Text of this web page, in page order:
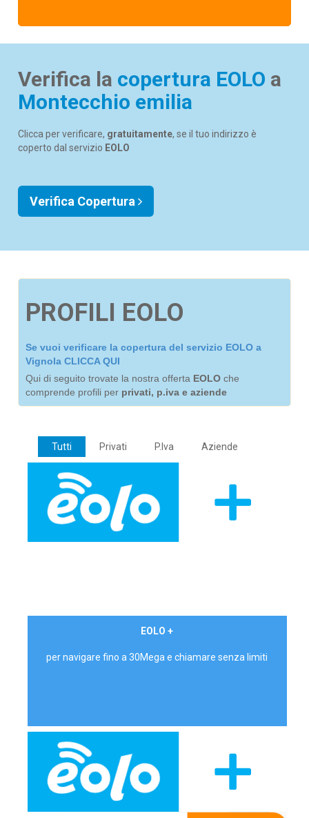
Verifica la copertura EOLO a
Montecchio emilia
Clicca per verificare, gratuitamente, se il tuo indirizzo è
coperto dal servizio EOLO
Verifica Copertura
PROFILI EOLO
Se vuoi verificare la copertura del servizio EOLO a
Vignola CLICCA QUI
Qui di seguito trovate la nostra offerta EOLO che
comprende profili per privati, p.iva e aziende
Tutti Privati P.Iva Aziende
EOLO +
per navigare fino a 30Mega e chiamare senza limiti